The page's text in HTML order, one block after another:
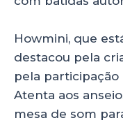
Howmini, que
destacou pela
pela participação
Atenta aos
mesa de som